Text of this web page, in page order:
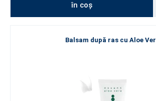
în coș
Balsam după ras cu Aloe